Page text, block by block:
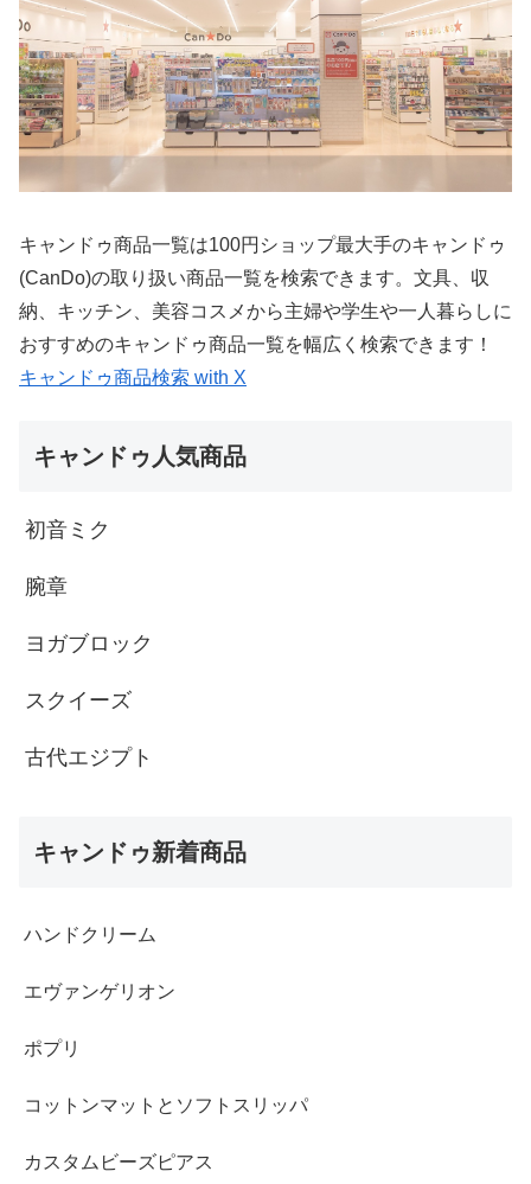
キャンドゥ商品一覧は100円ショップ最大手のキャンドゥ
(CanDo)の取り扱い商品一覧を検索できます。文具、収
納、キッチン、美容コスメから主婦や学生や一人暮らしに
おすすめのキャンドゥ商品一覧を幅広く検索できます！
キャンドゥ商品検索 with X
キャンドゥ人気商品
初音ミク
腕章
ヨガブロック
スクイーズ
古代エジプト
キャンドゥ新着商品
ハンドクリーム
エヴァンゲリオン
ポプリ
コットンマットとソフトスリッパ
カスタムビーズピアス